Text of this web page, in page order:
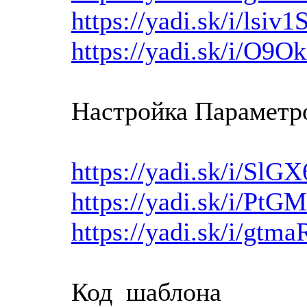
https://yadi.sk/i/
https://yadi.sk/i/
Настройка
https://yadi.sk/i/
https://yadi.sk/i/
https://yadi.sk/i/
Код шаблона